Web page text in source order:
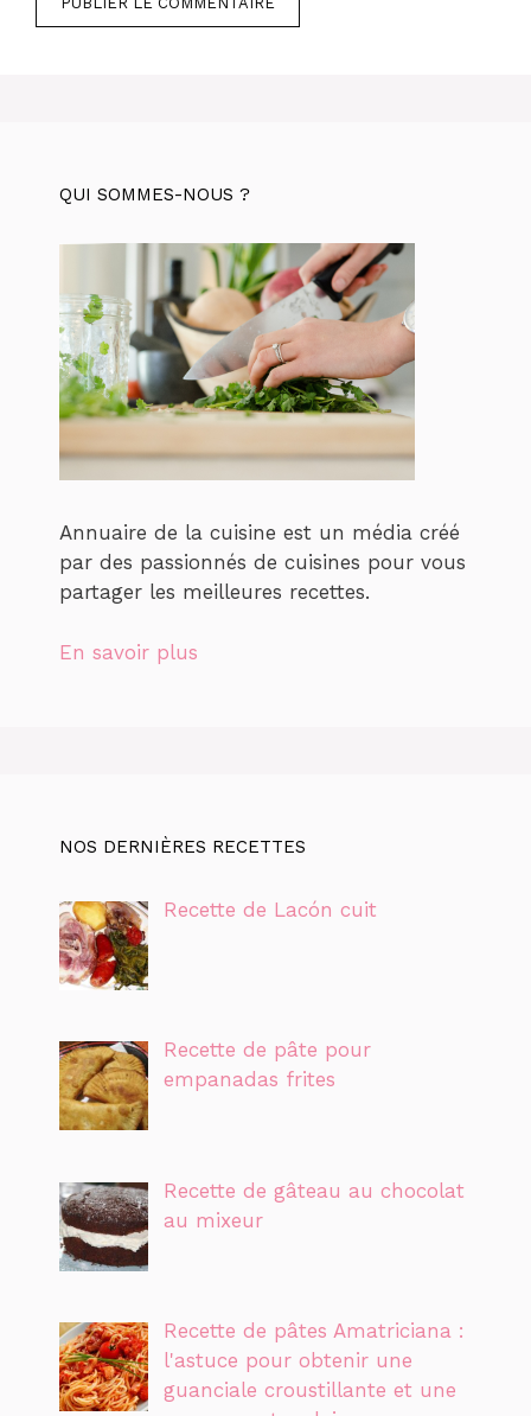
QUI SOMMES-NOUS ?
Annuaire de la cuisine est un média créé
par des passionnés de cuisines pour vous
partager les meilleures recettes.
En savoir plus
NOS DERNIÈRES RECETTES
Recette de Lacón cuit
Recette de pâte pour
empanadas frites
Recette de gâteau au chocolat
au mixeur
Recette de pâtes Amatriciana :
l'astuce pour obtenir une
guanciale croustillante et une